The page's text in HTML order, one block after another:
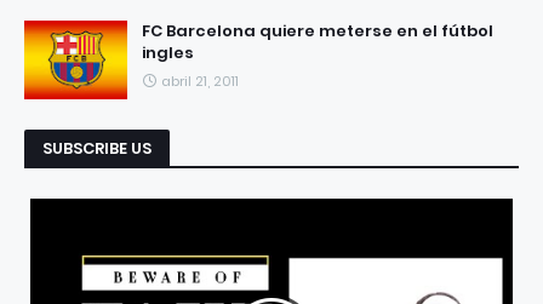
FC Barcelona quiere meterse en el fútbol
ingles
abril 21, 2011
SUBSCRIBE US